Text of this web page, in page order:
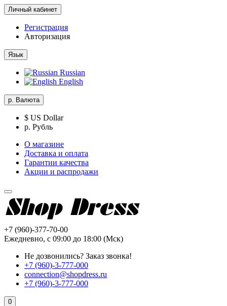
Личный кабинет
Регистрация
Авторизация
Язык
Russian
English
р. Валюта
$ US Dollar
р. Рубль
О магазине
Доставка и оплата
Гарантии качества
Акции и распродажи
+7 (960)-377-70-00
Ежедневно, с 09:00 до 18:00 (Мск)
Не дозвонились? Заказ звонка!
+7 (960)-3-777-000
connection@shopdress.ru
+7 (960)-3-777-000
0